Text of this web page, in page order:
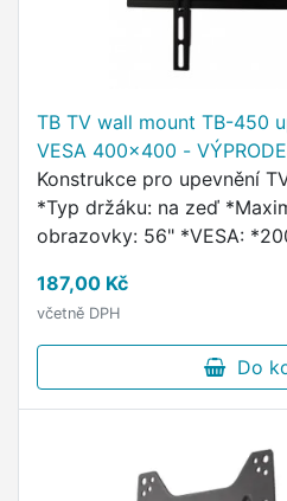
TB TV wall mount TB-450
VESA 400x400 -
Konstrukce pro upevnění
*Typ držáku: na zeď
obrazovky: 56" *VESA:
kg *Rohový držák: ne
187,00 Kč
včetně DPH
Do